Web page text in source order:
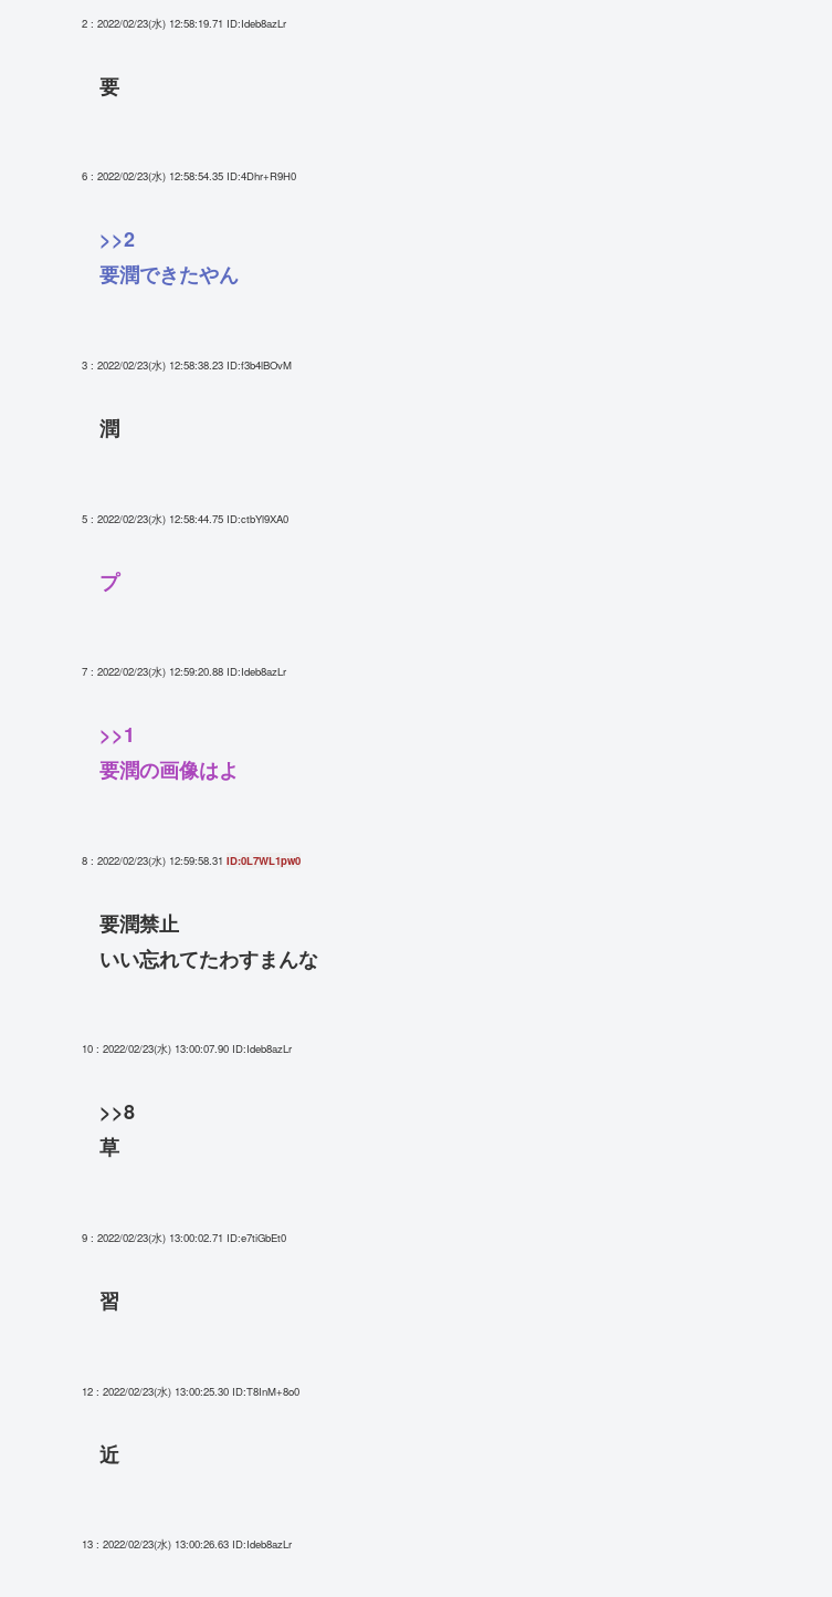
2 : 2022/02/23(水) 12:58:19.71 ID:Ideb8azLr
要
6 : 2022/02/23(水) 12:58:54.35 ID:4Dhr+R9H0
>>2
要潤できたやん
3 : 2022/02/23(水) 12:58:38.23 ID:f3b4lBOvM
潤
5 : 2022/02/23(水) 12:58:44.75 ID:ctbYl9XA0
プ
7 : 2022/02/23(水) 12:59:20.88 ID:Ideb8azLr
>>1
要潤の画像はよ
8 : 2022/02/23(水) 12:59:58.31 ID:0L7WL1pw0
要潤禁止
いい忘れてたわすまんな
10 : 2022/02/23(水) 13:00:07.90 ID:Ideb8azLr
>>8
草
9 : 2022/02/23(水) 13:00:02.71 ID:e7tiGbEt0
習
12 : 2022/02/23(水) 13:00:25.30 ID:T8InM+8o0
近
13 : 2022/02/23(水) 13:00:26.63 ID:Ideb8azLr